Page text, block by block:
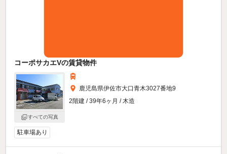
コーポサカエVの賃貸物件
すべての写真
鹿児島県伊佐市大口青木3027番地9
2階建 / 39年6ヶ月 / 木造
駐車場あり